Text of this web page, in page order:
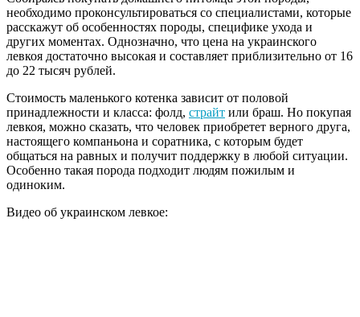
необходимо проконсультироваться со специалистами, которые
расскажут об особенностях породы, специфике ухода и
других моментах. Однозначно, что цена на украинского
левкоя достаточно высокая и составляет приблизительно от 16
до 22 тысяч рублей.
Стоимость маленького котенка зависит от половой
принадлежности и класса: фолд, страйт или браш. Но покупая
левкоя, можно сказать, что человек приобретет верного друга,
настоящего компаньона и соратника, с которым будет
общаться на равных и получит поддержку в любой ситуации.
Особенно такая порода подходит людям пожилым и
одиноким.
Видео об украинском левкое: